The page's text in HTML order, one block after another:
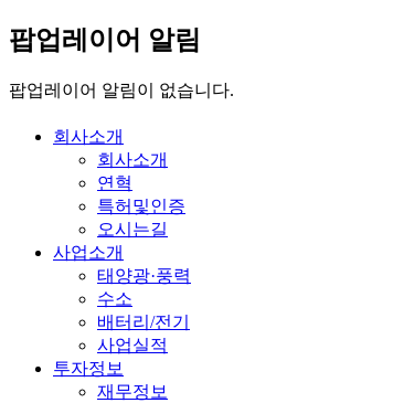
팝업레이어 알림
팝업레이어 알림이 없습니다.
회사소개
회사소개
연혁
특허및인증
오시는길
사업소개
태양광·풍력
수소
배터리/전기
사업실적
투자정보
재무정보